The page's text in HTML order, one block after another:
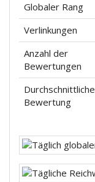
Globaler Rang
Verlinkungen
Anzahl der
Bewertungen
Durchschnittliche
Bewertung